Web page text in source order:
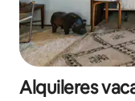
Alquileres